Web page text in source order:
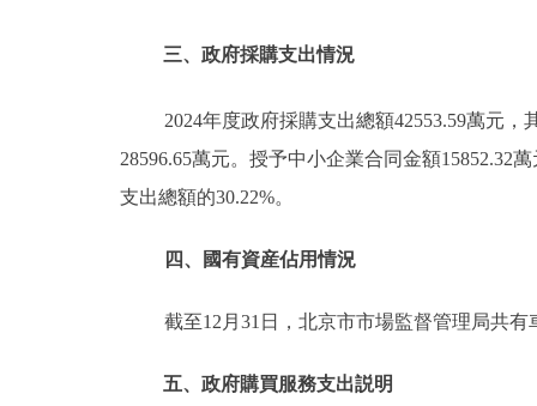
三、政府採購支出情況
2024年度政府採購支出總額42553.59萬元
28596.65萬元。授予中小企業合同金額15852.32
支出總額的30.22%。
四、國有資産佔用情況
截至12月31日，北京市市場監督管理局共
五、政府購買服務支出説明